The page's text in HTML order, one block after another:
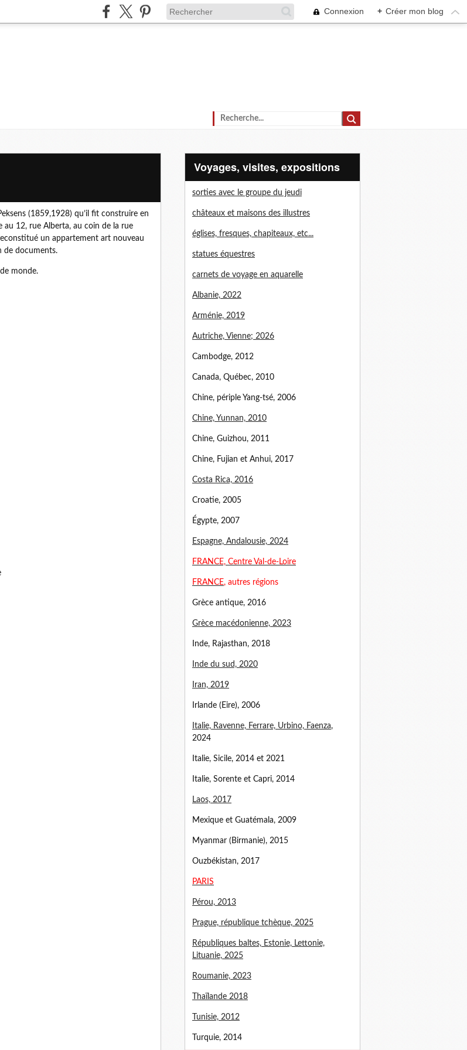
Connexion + Créer mon blog
(1859,1928) qu’il fit construire en
au 12, rue Alberta, au coin de la rue
un appartement art nouveau
de documents.
monde.
voyages, visites, expositions
sorties avec le groupe du jeudi
châteaux et maisons des illustres
églises, fresques, chapiteaux, etc...
statues équestres
carnets de voyage en aquarelle
Albanie, 2022
Arménie, 2019
Autriche, Vienne; 2026
Cambodge, 2012
Canada, Québec, 2010
Chine, périple Yang-tsé, 2006
Chine, Yunnan, 2010
Chine, Guizhou, 2011
Chine, Fujian et Anhui, 2017
Costa Rica, 2016
Croatie, 2005
Égypte, 2007
Espagne, Andalousie, 2024
FRANCE, Centre Val-de-Loire
FRANCE, autres régions
Grèce antique, 2016
Grèce macédonienne, 2023
Inde, Rajasthan, 2018
Inde du sud, 2020
Iran, 2019
Irlande (Eire), 2006
Italie, Ravenne, Ferrare, Urbino, Faenza,
2024
Italie, Sicile, 2014 et 2021
Italie, Sorente et Capri, 2014
Laos, 2017
Mexique et Guatémala, 2009
Myanmar (Birmanie), 2015
Ouzbékistan, 2017
PARIS
Pérou, 2013
Prague, république tchèque, 2025
Républiques baltes, Estonie, Lettonie,
Lituanie, 2025
Roumanie, 2023
Thaïlande 2018
Tunisie, 2012
Turquie, 2014